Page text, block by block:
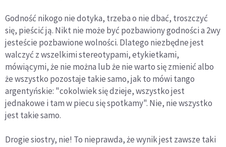
Godność nikogo nie dotyka, trzeba o nie dbać, troszczyć
się, pieścić ją. Nikt nie może być pozbawiony godności a 2wy
jesteście pozbawione wolności. Dlatego niezbędne jest
walczyć z wszelkimi stereotypami, etykietkami,
mówiącymi, że nie można lub że nie warto się zmienić albo
że wszystko pozostaje takie samo, jak to mówi tango
argentyńskie: "cokolwiek się dzieje, wszystko jest
jednakowe i tam w piecu się spotkamy". Nie, nie wszystko
jest takie samo.
Drogie siostry, nie! To nieprawda, że wynik jest zawsze taki